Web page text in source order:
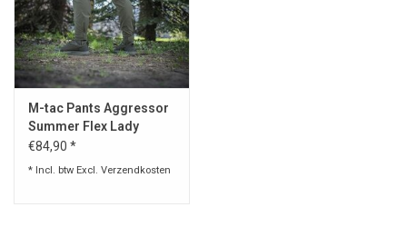
M-tac Pants Aggressor
Summer Flex Lady
€84,90 *
* Incl. btw Excl. Verzendkosten